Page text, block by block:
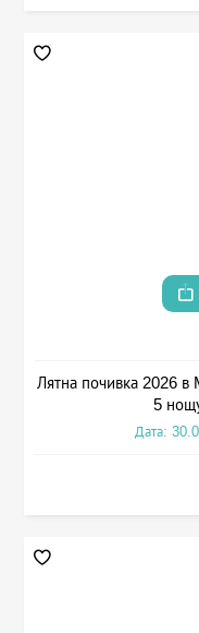
Лятна почивка 2026
5
Дата: